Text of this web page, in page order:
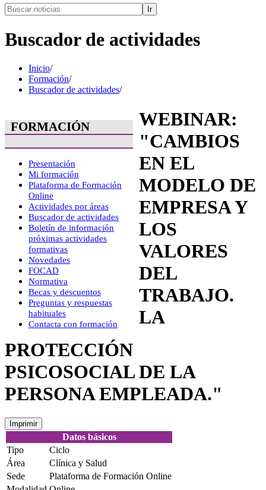
Ir
Buscador de actividades
Inicio/
Formación/
Buscador de actividades/
FORMACIÓN
Presentación
Mi formación
Plataforma de Formación
Online
Actividades por áreas
Buscador de actividades
Boletín de información
próximas actividades
formativas
Novedades
FOCAD
Normativa
Becas y descuentos
Preguntas y respuestas
habituales
Contacta con formación
WEBINAR:
"CAMBIOS
EN EL
MODELO DE
EMPRESA Y
LOS
VALORES
DEL
TRABAJO.
LA
PROTECCIÓN
PSICOSOCIAL DE LA
PERSONA EMPLEADA."
Imprimir
Datos básicos
Tipo
Ciclo
Área
Clínica y Salud
Sede
Plataforma de Formación Online